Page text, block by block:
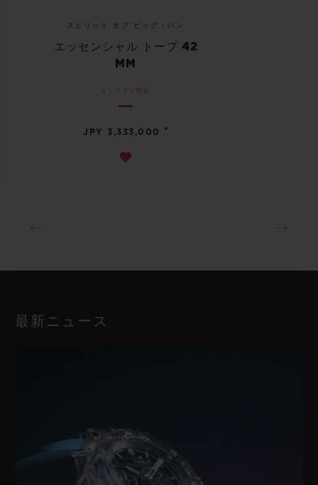
スピリット オブ ビッグ・バン
エッセンシャル トープ 42
MM
オンライン限定
JPY 3,333,000 •
最新ニュース